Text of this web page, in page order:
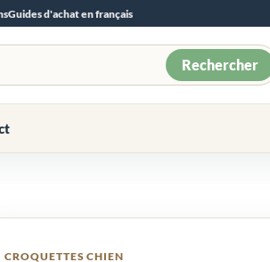
Guides d'achat en français
Rechercher
CROQUETTES CHIEN